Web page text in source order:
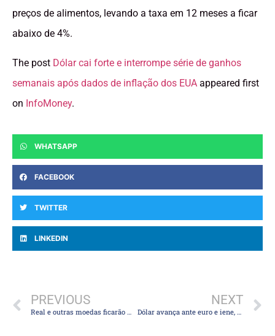
preços de alimentos, levando a taxa em 12 meses a ficar
abaixo de 4%.
The post Dólar cai forte e interrompe série de ganhos
semanais após dados de inflação dos EUA appeared first
on InfoMoney.
WHATSAPP
FACEBOOK
TWITTER
LINKEDIN
PREVIOUS NEXT